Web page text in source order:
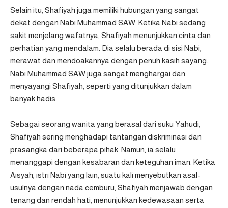
Selain itu, Shafiyah juga memiliki hubungan yang sangat
dekat dengan Nabi Muhammad SAW. Ketika Nabi sedang
sakit menjelang wafatnya, Shafiyah menunjukkan cinta dan
perhatian yang mendalam. Dia selalu berada di sisi Nabi,
merawat dan mendoakannya dengan penuh kasih sayang.
Nabi Muhammad SAW juga sangat menghargai dan
menyayangi Shafiyah, seperti yang ditunjukkan dalam
banyak hadis.
Sebagai seorang wanita yang berasal dari suku Yahudi,
Shafiyah sering menghadapi tantangan diskriminasi dan
prasangka dari beberapa pihak. Namun, ia selalu
menanggapi dengan kesabaran dan keteguhan iman. Ketika
Aisyah, istri Nabi yang lain, suatu kali menyebutkan asal-
usulnya dengan nada cemburu, Shafiyah menjawab dengan
tenang dan rendah hati, menunjukkan kedewasaan serta